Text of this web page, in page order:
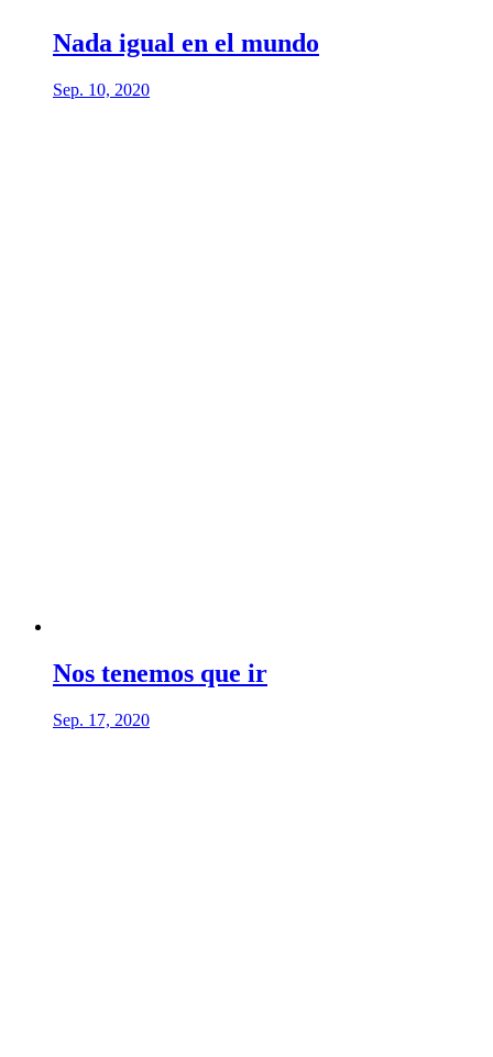
Nada igual en el mundo
Sep. 10, 2020
Nos tenemos que ir
Sep. 17, 2020